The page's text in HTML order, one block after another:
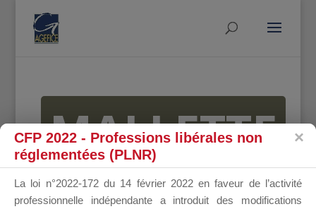
MALLETTE
CFP 2022 - Professions libérales non
réglementées (PLNR)
La loi n°2022-172 du 14 février 2022 en faveur de l’activité
professionnelle indépendante a introduit des modifications